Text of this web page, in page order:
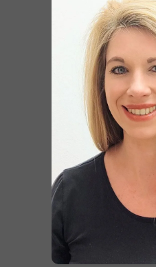
57439 Attendorn
57482 Wenden
57413 Finnentrop
57399 Kirchhundem
57489 Drolshagen
59872 Meschede
59846 Sundern (Sauerland)
59929 Brilon
57392 Schmallenberg
34431 Marsberg
59939 Olsberg
59955 Winterberg
59909 Bestwig
59889 Eslohe (Sauerland)
59964 Medebach
59969 Hallenberg
57520 Steinebach/ Sieg
57548 Kirchen (Sieg)